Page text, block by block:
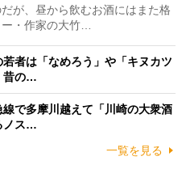
が、昼から飲むお酒にはまた格
・作家の大竹…
若者は「なめろう」や「キヌカツ
昔の…
線で多摩川越えて「川崎の大衆酒
ノス…
一覧を見る